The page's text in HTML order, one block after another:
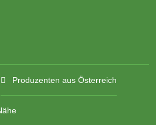
Produzenten aus Österreich